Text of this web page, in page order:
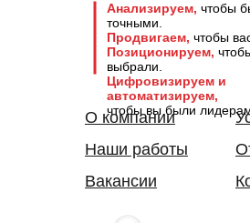
Анализируем, чтобы
точными.
Продвигаем, чтобы
Позиционируем,
выбрали.
Цифровизируем и
автоматизируем,
чтобы вы были
О компании
Наши работы
Вакансии